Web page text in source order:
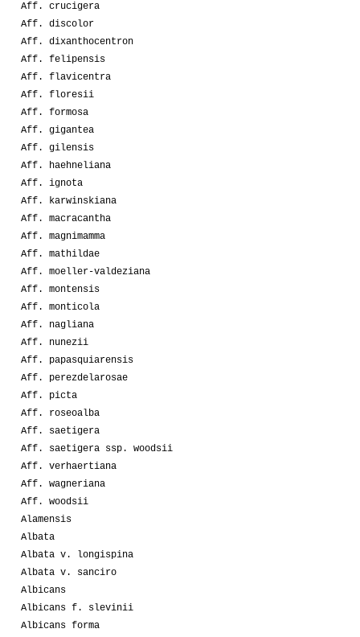
Aff. crucigera
Aff. discolor
Aff. dixanthocentron
Aff. felipensis
Aff. flavicentra
Aff. floresii
Aff. formosa
Aff. gigantea
Aff. gilensis
Aff. haehneliana
Aff. ignota
Aff. karwinskiana
Aff. macracantha
Aff. magnimamma
Aff. mathildae
Aff. moeller-valdeziana
Aff. montensis
Aff. monticola
Aff. nagliana
Aff. nunezii
Aff. papasquiarensis
Aff. perezdelarosae
Aff. picta
Aff. roseoalba
Aff. saetigera
Aff. saetigera ssp. woodsii
Aff. verhaertiana
Aff. wagneriana
Aff. woodsii
Alamensis
Albata
Albata v. longispina
Albata v. sanciro
Albicans
Albicans f. slevinii
Albicans forma